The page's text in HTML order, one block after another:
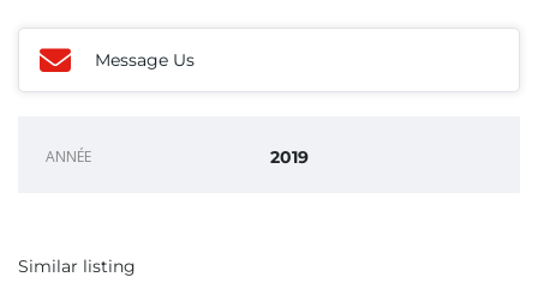
Message Us
ANNÉE 2019
Similar listing